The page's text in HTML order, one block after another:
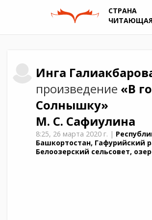
СТРАНА
ЧИТАЮЩАЯ
Инга
произведение «В
Солнышку»
М. С. Сафиулина
8:25, 26 марта 2020 г. |
Башкортостан, Гафурийский
Белоозерский сельсовет,